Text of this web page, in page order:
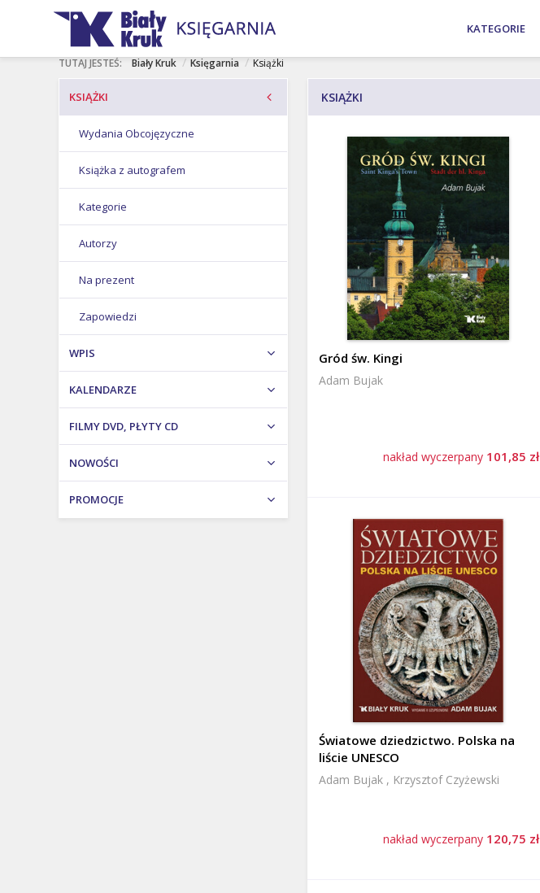
KATEGORIE
NASI AUTORZY
Karol
Nawrocki
TUTAJ JESTEŚ: Biały Kruk / Księgarnia / Książki
KSIĄŻKI
Wydania Obcojęzyczne
Książka z autografem
Kategorie
Autorzy
Na prezent
Zapowiedzi
WPIS
KALENDARZE
FILMY DVD, PŁYTY CD
NOWOŚCI
PROMOCJE
KSIĄŻKI
Gród św. Kingi
Adam Bujak
nakład wyczerpany 101,85 zł
Światowe dziedzictwo. Polska na
liście UNESCO
Adam Bujak , Krzysztof Czyżewski
nakład wyczerpany 120,75 zł